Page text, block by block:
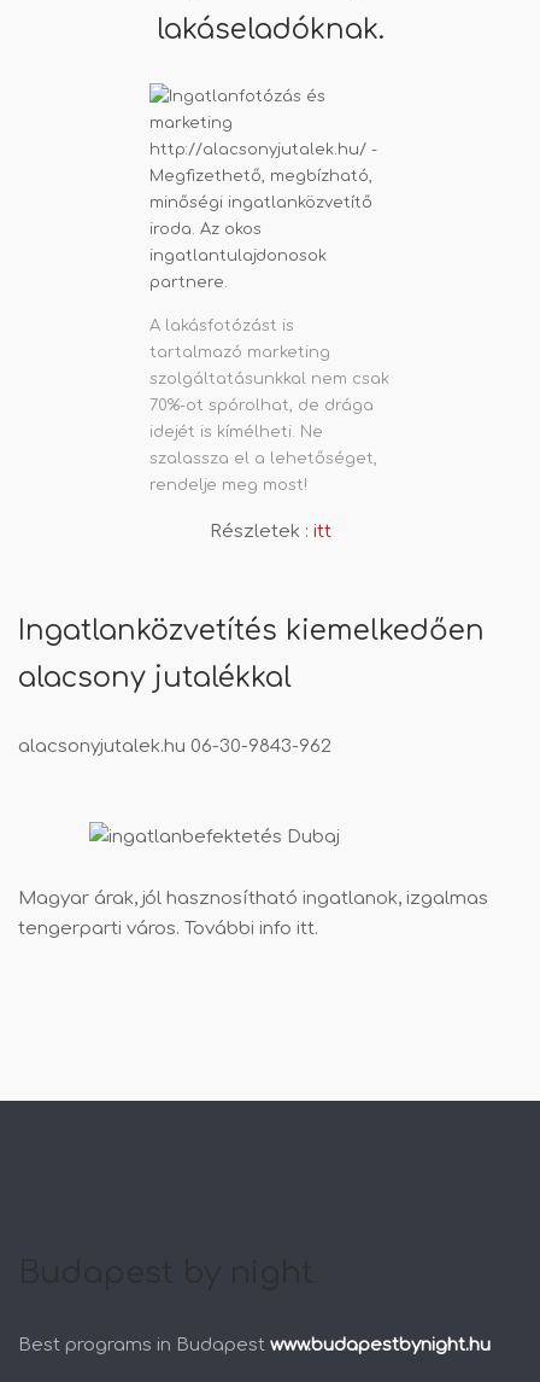
lakáseladóknak.
A lakásfotózást is
tartalmazó marketing
szolgáltatásunkkal nem csak
70%-ot spórolhat, de drága
idejét is kímélheti. Ne
szalassza el a lehetőséget,
rendelje meg most!
Részletek : itt
Ingatlanközvetítés kiemelkedően
alacsony jutalékkal
alacsonyjutalek.hu 06-30-9843-962
Magyar árak, jól hasznosítható ingatlanok, izgalmas
tengerparti város. További info itt.
Best programs in Budapest www.budapestbynight.hu